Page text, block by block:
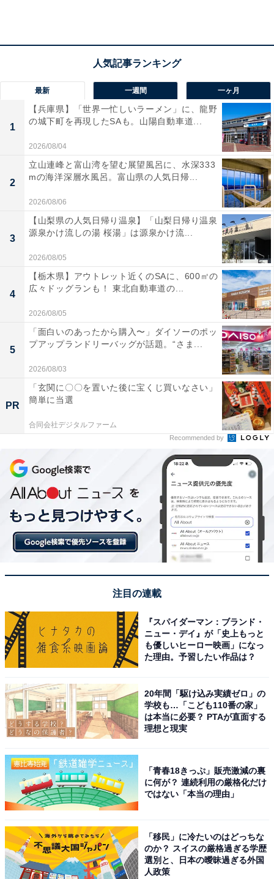
電気代：1万6000円
水道代：2500円
車（維持費）：5000円
子どもの習い事：1万3000円
2人の子どもがいるためか、食費にかかる比重が大きい
様子。値上げラッシュ、それでも賃金は上がらないなど
の現状の中、「どうやって貯蓄を増やすか考え中……」
とのことです。
※回答者コメントは原文ママです
「金銭面で不安はない」と断言。世帯年収1550万円・子
2人育てる共働き世帯、1カ月の収支内訳とは？
「裕福ではないが幸せ」年収200万円・ひとり親の34歳
女性、1カ月のリアルな収支内訳とは？
「子を持ちたいと思ってもお金が…」世帯年収620万円
夫婦、地方都市で暮らす1カ月のリアルな収支内訳
・
「年金生活になったらアルバイト予定」年収300万円の
63歳男性、1カ月のリアルな収支内訳を公開
「楽しいことが何もなくただ生きているだけ」年収260
万円の36歳女性、1カ月の収支内訳は？
最新 一週間 一ヶ月
1
【兵庫県】「世界一忙しいラーメン」に、龍野
の城下町を再現したSAも。山陽自動車道...
2026/08/04
2
立山連峰と富山湾を望む展望風呂に、水深333
mの海洋深層水風呂。富山県の人気日帰...
2026/08/06
3
【山梨県の人気日帰り温泉】「山梨日帰り温泉
源泉かけ流しの湯 桜湯」は源泉かけ流...
2026/08/05
4
【栃木県】アウトレット近くのSAに、600㎡の
広々ドッグランも！ 東北自動車道の...
2026/08/05
5
「面白いのあったから購入〜」ダイソーのポッ
プアップランドリーバッグが話題。“さま...
2026/08/03
PR
「玄関に〇〇を置いた後に宝くじ買いなさい」
簡単に当選
合同会社デジタルファーム
Recommended by
注目の連載
『スパイダーマン：ブランド・
ニュー・デイ』が「史上もっと
も優しいヒーロー映画」になっ
た理由。予習したい作品は？
20年間「駆け込み実績ゼロ」の
学校も…「こども110番の家」
は本当に必要？ PTAが直面する
理想と現実
「青春18きっぷ」販売激減の裏
に何が？ 連続利用の厳格化だけ
ではない「本当の理由」
「移民」に冷たいのはどっちな
のか？ スイスの厳格過ぎる学歴
選別と、日本の曖昧過ぎる外国
人政策